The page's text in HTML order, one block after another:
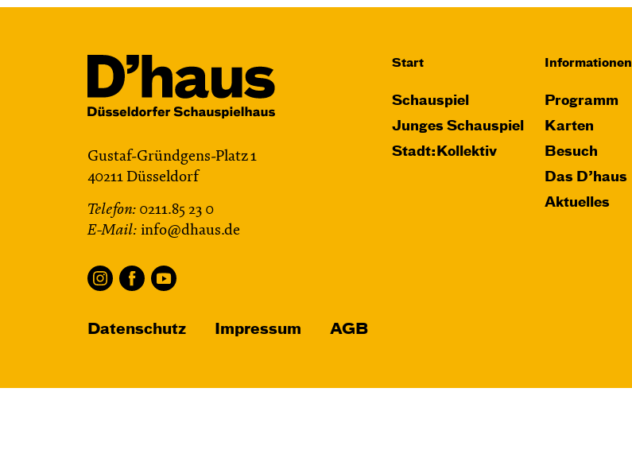
Gustaf-Gründgens-Platz 1
40211 Düsseldorf
Telefon: 0211.85 23 0
E-Mail: info@dhaus.de
Start
Schauspiel
Junges Schauspiel
Stadt:Kollektiv
Informationen
Programm
Karten
Besuch
Das D’haus
Aktuelles
Datenschutz Impressum AGB